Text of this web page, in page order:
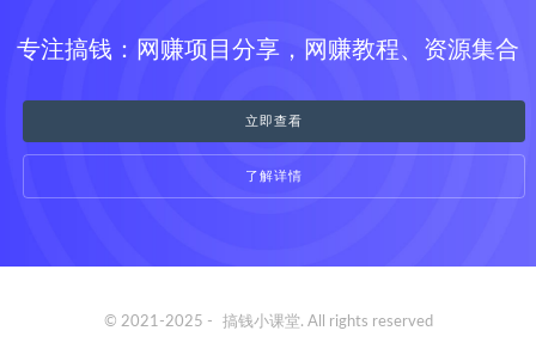
专注搞钱：网赚项目分享，网赚教程、资源集合
立即查看
了解详情
© 2021-2025 - 搞钱小课堂. All rights reserved